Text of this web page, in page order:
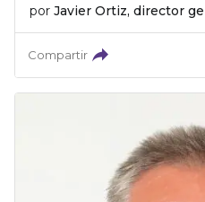
por Javier Ortiz, director
Compartir